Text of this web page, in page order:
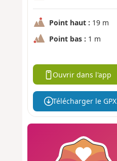
Point haut : 19 m
Point bas : 1 m
Ouvrir dans l'app
Télécharger le GPX